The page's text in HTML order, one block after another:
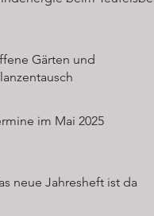
Gärten und
im Mai 2025
neue Jahresheft ist da